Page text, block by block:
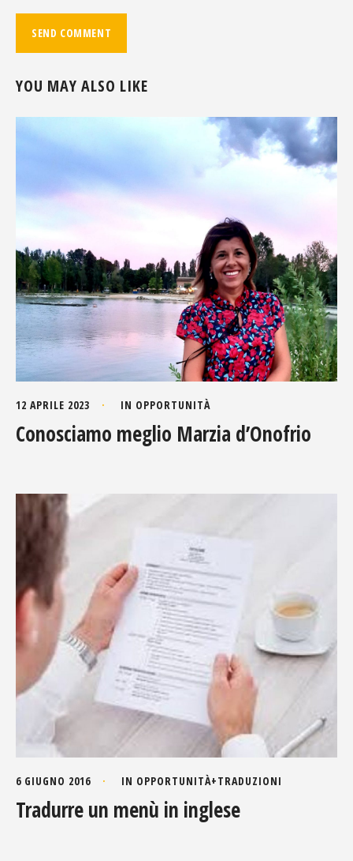
YOU MAY ALSO LIKE
12 APRILE 2023 IN OPPORTUNITÀ
Conosciamo meglio Marzia d’Onofrio
6 GIUGNO 2016 IN OPPORTUNITÀ+TRADUZIONI
Tradurre un menù in inglese